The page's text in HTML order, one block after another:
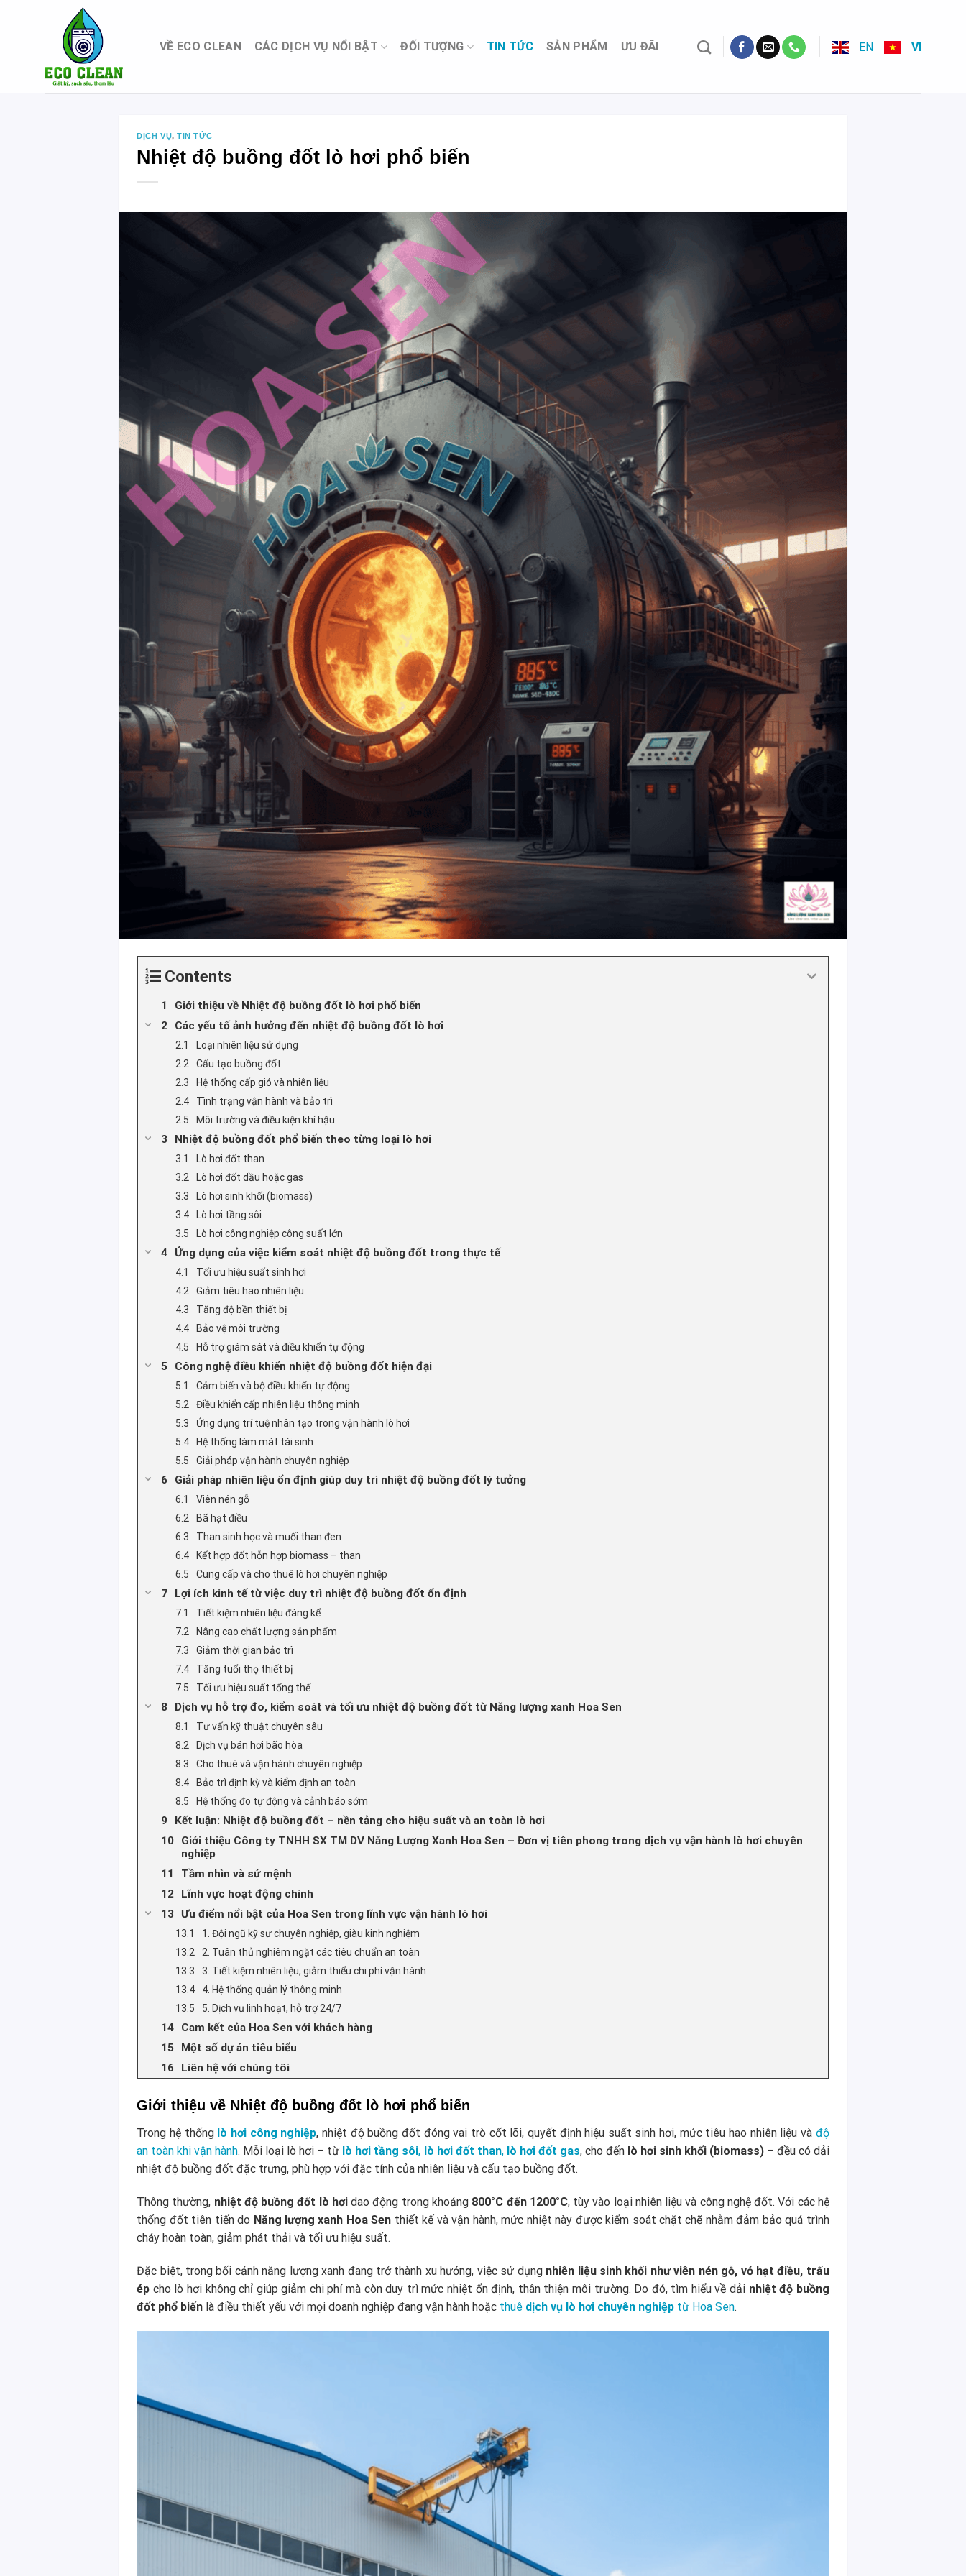
VỀ ECO CLEAN CÁC DỊCH VỤ NỔI BẬT ĐỐI TƯỢNG TIN TỨC SẢN PHẨM ƯU ĐÃI EN VI
DỊCH VỤ,TIN TỨC
Nhiệt độ buồng đốt lò hơi phổ biến
Contents
Giới thiệu về Nhiệt độ buồng đốt lò hơi phổ biến
Các yếu tố ảnh hưởng đến nhiệt độ buồng đốt lò hơi
Loại nhiên liệu sử dụng
Cấu tạo buồng đốt
Hệ thống cấp gió và nhiên liệu
Tình trạng vận hành và bảo trì
Môi trường và điều kiện khí hậu
Nhiệt độ buồng đốt phổ biến theo từng loại lò hơi
Lò hơi đốt than
Lò hơi đốt dầu hoặc gas
Lò hơi sinh khối (biomass)
Lò hơi tầng sôi
Lò hơi công nghiệp công suất lớn
Ứng dụng của việc kiểm soát nhiệt độ buồng đốt trong thực tế
Tối ưu hiệu suất sinh hơi
Giảm tiêu hao nhiên liệu
Tăng độ bền thiết bị
Bảo vệ môi trường
Hỗ trợ giám sát và điều khiển tự động
Công nghệ điều khiển nhiệt độ buồng đốt hiện đại
Cảm biến và bộ điều khiển tự động
Điều khiển cấp nhiên liệu thông minh
Ứng dụng trí tuệ nhân tạo trong vận hành lò hơi
Hệ thống làm mát tái sinh
Giải pháp vận hành chuyên nghiệp
Giải pháp nhiên liệu ổn định giúp duy trì nhiệt độ buồng đốt lý tưởng
Viên nén gỗ
Bã hạt điều
Than sinh học và muối than đen
Kết hợp đốt hỗn hợp biomass – than
Cung cấp và cho thuê lò hơi chuyên nghiệp
Lợi ích kinh tế từ việc duy trì nhiệt độ buồng đốt ổn định
Tiết kiệm nhiên liệu đáng kể
Nâng cao chất lượng sản phẩm
Giảm thời gian bảo trì
Tăng tuổi thọ thiết bị
Tối ưu hiệu suất tổng thể
Dịch vụ hỗ trợ đo, kiểm soát và tối ưu nhiệt độ buồng đốt từ Năng lượng xanh Hoa Sen
Tư vấn kỹ thuật chuyên sâu
Dịch vụ bán hơi bão hòa
Cho thuê và vận hành chuyên nghiệp
Bảo trì định kỳ và kiểm định an toàn
Hệ thống đo tự động và cảnh báo sớm
Kết luận: Nhiệt độ buồng đốt – nền tảng cho hiệu suất và an toàn lò hơi
Giới thiệu Công ty TNHH SX TM DV Năng Lượng Xanh Hoa Sen – Đơn vị tiên phong trong dịch vụ vận hành lò hơi chuyên
nghiệp
Tầm nhìn và sứ mệnh
Lĩnh vực hoạt động chính
Ưu điểm nổi bật của Hoa Sen trong lĩnh vực vận hành lò hơi
1. Đội ngũ kỹ sư chuyên nghiệp, giàu kinh nghiệm
2. Tuân thủ nghiêm ngặt các tiêu chuẩn an toàn
3. Tiết kiệm nhiên liệu, giảm thiểu chi phí vận hành
4. Hệ thống quản lý thông minh
5. Dịch vụ linh hoạt, hỗ trợ 24/7
Cam kết của Hoa Sen với khách hàng
Một số dự án tiêu biểu
Liên hệ với chúng tôi
Giới thiệu về Nhiệt độ buồng đốt lò hơi phổ biến
Trong hệ thống lò hơi công nghiệp, nhiệt độ buồng đốt đóng vai trò cốt lõi, quyết định hiệu suất sinh hơi, mức tiêu hao nhiên liệu và độ
an toàn khi vận hành. Mỗi loại lò hơi – từ lò hơi tầng sôi, lò hơi đốt than, lò hơi đốt gas, cho đến lò hơi sinh khối (biomass)– đều có dải
nhiệt độ buồng đốt đặc trưng, phù hợp với đặc tính của nhiên liệu và cấu tạo buồng đốt.
Thông thường, nhiệt độ buồng đốt lò hơidao động trong khoảng 800°C đến 1200°C, tùy vào loại nhiên liệu và công nghệ đốt. Với các hệ
thống đốt tiên tiến do Năng lượng xanh Hoa Sen thiết kế và vận hành, mức nhiệt này được kiểm soát chặt chẽ nhằm đảm bảo quá trình
cháy hoàn toàn, giảm phát thải và tối ưu hiệu suất.
Đặc biệt, trong bối cảnh năng lượng xanh đang trở thành xu hướng, việc sử dụng nhiên liệu sinh khối như viên nén gỗ, vỏ hạt điều, trấu
ép cho lò hơi không chỉ giúp giảm chi phí mà còn duy trì mức nhiệt ổn định, thân thiện môi trường. Do đó, tìm hiểu về dải nhiệt độ buồng
đốt phổ biến là điều thiết yếu với mọi doanh nghiệp đang vận hành hoặc thuê dịch vụ lò hơi chuyên nghiệp từ Hoa Sen.